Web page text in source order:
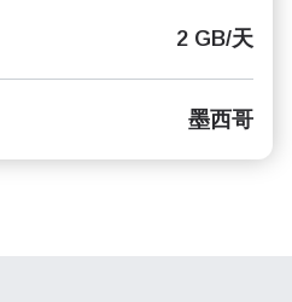
2 GB/天
墨西哥